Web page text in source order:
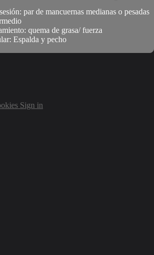
par de mancuernas medianas o pesadas
quema de grasa/ fuerza
Espalda y pecho
Sign in